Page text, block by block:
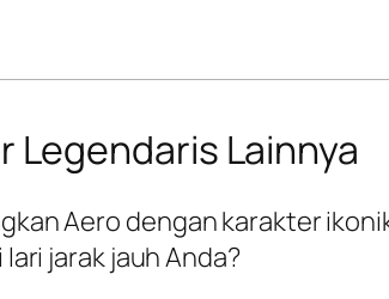
Legendaris Lainnya
Aero dengan karakter
jarak jauh Anda?